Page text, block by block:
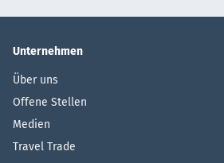
Unternehmen
Über uns
Offene Stellen
Medien
Travel Trade